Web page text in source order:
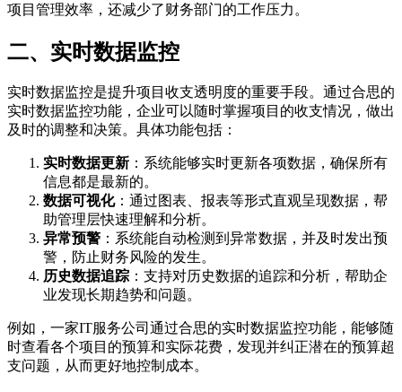
项目管理效率，还减少了财务部门的工作压力。
二、实时数据监控
实时数据监控是提升项目收支透明度的重要手段。通过合思的
实时数据监控功能，企业可以随时掌握项目的收支情况，做出
及时的调整和决策。具体功能包括：
实时数据更新 ：系统能够实时更新各项数据，确保所有
信息都是最新的。
数据可视化：通过图表、报表等形式直观呈现数据，帮
助管理层快速理解和分析。
异常预警 ：系统能自动检测到异常数据，并及时发出预
警，防止财务风险的发生。
历史数据追踪 ：支持对历史数据的追踪和分析，帮助企
业发现长期趋势和问题。
例如，一家IT服务公司通过合思的实时数据监控功能，能够随
时查看各个项目的预算和实际花费，发现并纠正潜在的预算超
支问题，从而更好地控制成本。